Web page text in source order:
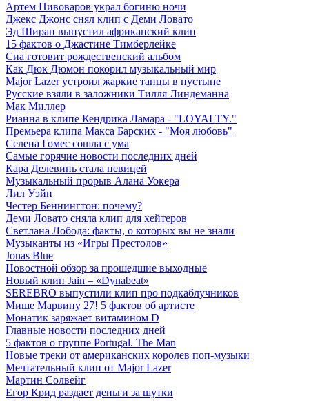
Артем Пивоваров украл богиню ночи
Джекс Джонс снял клип с Деми Ловато
Эд Ширан выпустил африканский клип
15 фактов о Джастине Тимберлейке
Сиа готовит рождественский альбом
Как Дюк Дюмон покорил музыкальный мир
Major Lazer устроил жаркие танцы в пустыне
Русские взяли в заложники Тилля Линдеманна
Мак Миллер
Рианна в клипе Кендрика Ламара - "LOYALTY."
Премьера клипа Макса Барских - "Моя любовь"
Селена Гомес сошла с ума
Самые горячие новости последних дней
Кара Делевинь стала певицей
Музыкальный прорыв Алана Уокера
Лил Уэйн
Честер Беннингтон: почему?
Деми Ловато сняла клип для хейтеров
Светлана Лобода: факты, о которых вы не знали
Музыканты из «Игры Престолов»
Jonas Blue
Новостной обзор за прошедшие выходные
Новый клип Jain – «Dynabeat»
SEREBRO выпустили клип про подкаблучников
Мише Марвину 27! 5 фактов об артисте
Монатик заряжает витамином D
Главные новости последних дней
5 фактов о группе Portugal. The Man
Новые треки от американских королев поп-музыки
Мечтательный клип от Major Lazer
Мартин Солвейг
Егор Крид раздает деньги за шутки